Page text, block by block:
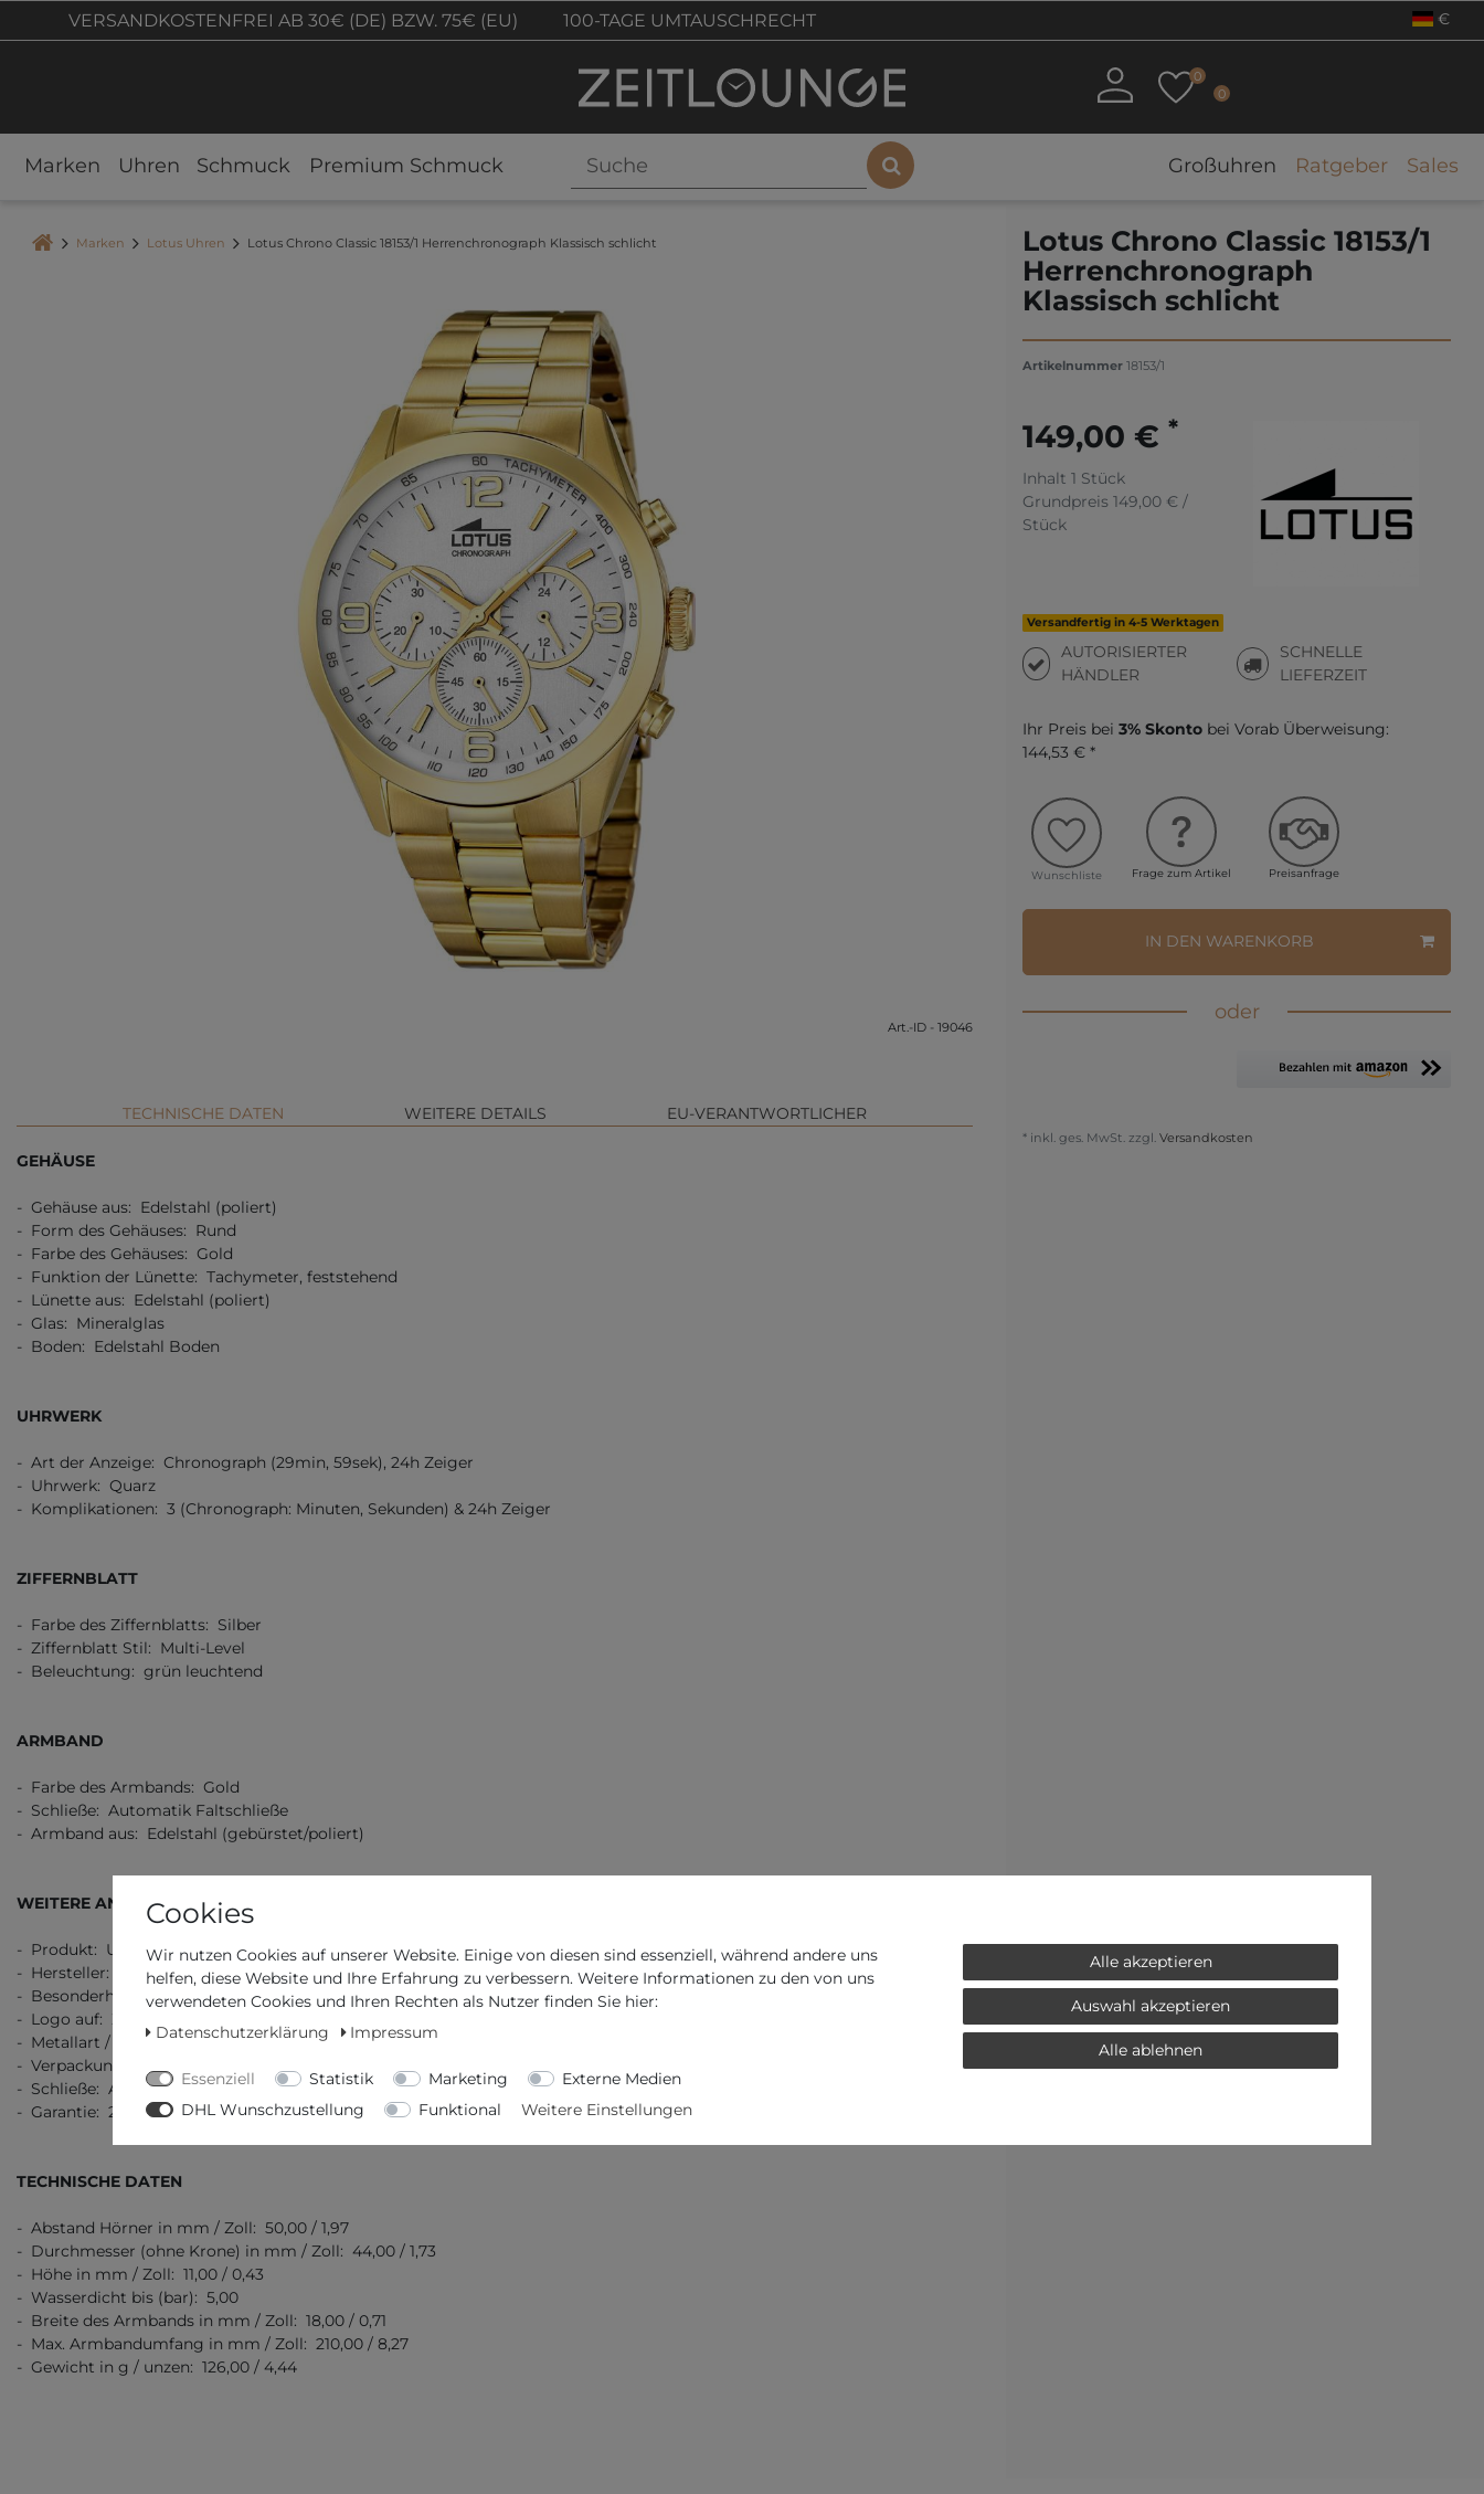
VERSANDKOSTENFREI AB 30€ (DE) BZW. 75€ (EU) 100-TAGE UMTAUSCHRECHT €
0
0
Marken Uhren Schmuck Premium Schmuck Großuhren Ratgeber Sales
Marken Lotus Uhren Lotus Chrono Classic 18153/1 Herrenchronograph Klassisch schlicht
Art.-ID - 19046
TECHNISCHE DATEN WEITERE DETAILS EU-VERANTWORTLICHER
GEHÄUSE
- Gehäuse aus: Edelstahl (poliert)
- Form des Gehäuses: Rund
- Farbe des Gehäuses: Gold
- Funktion der Lünette: Tachymeter, feststehend
- Lünette aus: Edelstahl (poliert)
- Glas: Mineralglas
- Boden: Edelstahl Boden
UHRWERK
- Art der Anzeige: Chronograph (29min, 59sek), 24h Zeiger
- Uhrwerk: Quarz
- Komplikationen: 3 (Chronograph: Minuten, Sekunden) & 24h Zeiger
ZIFFERNBLATT
- Farbe des Ziffernblatts: Silber
- Ziffernblatt Stil: Multi-Level
- Beleuchtung: grün leuchtend
ARMBAND
- Farbe des Armbands: Gold
- Schließe: Automatik Faltschließe
- Armband aus: Edelstahl (gebürstet/poliert)
WEITERE ANGABEN
- Produkt: Uhr
- Hersteller: Lotus
- Besonderheit: Klassisch schlicht
- Logo auf: Ziffernblatt, Schließe, Boden
- Metallart / Stempel: Edelstahl 316L
- Verpackung: Originalverpackung mit Dokumenten
- Schließe: Automatik Faltschließe
- Garantie: 2 Jahre Garantie
TECHNISCHE DATEN
- Abstand Hörner in mm / Zoll: 50,00 / 1,97
- Durchmesser (ohne Krone) in mm / Zoll: 44,00 / 1,73
- Höhe in mm / Zoll: 11,00 / 0,43
- Wasserdicht bis (bar): 5,00
- Breite des Armbands in mm / Zoll: 18,00 / 0,71
- Max. Armbandumfang in mm / Zoll: 210,00 / 8,27
- Gewicht in g / unzen: 126,00 / 4,44
Lotus Chrono Classic 18153/1
Herrenchronograph
Klassisch schlicht
Artikelnummer 18153/1
149,00 € *
Inhalt 1 Stück
Grundpreis 149,00 € /
Stück
Versandfertig in 4-5 Werktagen
AUTORISIERTER
HÄNDLER
SCHNELLE
LIEFERZEIT
Ihr Preis bei 3% Skonto bei Vorab Überweisung:
144,53 € *
Wunschliste Frage zum Artikel Preisanfrage
IN DEN WARENKORB
oder
* inkl. ges. MwSt. zzgl. Versandkosten
Cookies
Wir nutzen Cookies auf unserer Website. Einige von diesen sind essenziell, während andere uns
helfen, diese Website und Ihre Erfahrung zu verbessern. Weitere Informationen zu den von uns
verwendeten Cookies und Ihren Rechten als Nutzer finden Sie hier:
Datenschutzerklärung
Impressum
Essenziell Statistik Marketing
Externe Medien
DHL Wunschzustellung
Funktional Weitere Einstellungen
Alle akzeptieren
Auswahl akzeptieren
Alle ablehnen